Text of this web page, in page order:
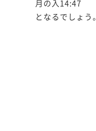
月の入14:47
となるでしょう。